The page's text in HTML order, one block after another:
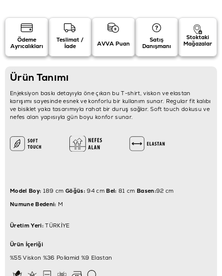
Ödeme
Ayrıcalıkları
Teslimat /
İade
AVVA Puan
Satış
Danışmanı
Stoktaki
Mağazalar
Ürün Tanımı
Enjeksiyon baskı detayıyla öne çıkan bu T-shirt, viskon ve elastan
karışımı sayesinde esnek ve konforlu bir kullanım sunar. Regular fit kalıbı
ve bisiklet yaka tasarımıyla rahat bir duruş sağlar. Soft touch dokusu ve
nefes alan yapısıyla gün boyu konfor sunar.
Model Boy: 189 cm Göğüs:94 cmBel: 81 cm Basen:92 cm
Numune Bedeni: M
Üretim Yeri:TÜRKİYE
Ürün İçeriği
%55 Viskon %36 Poliamid %9 Elastan